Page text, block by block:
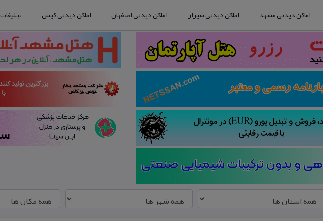
اماکن دیدنی مشهد اماکن دیدنی شیراز اماکن دیدنی اصفهان اماکن دیدنی کیش تبلیغات